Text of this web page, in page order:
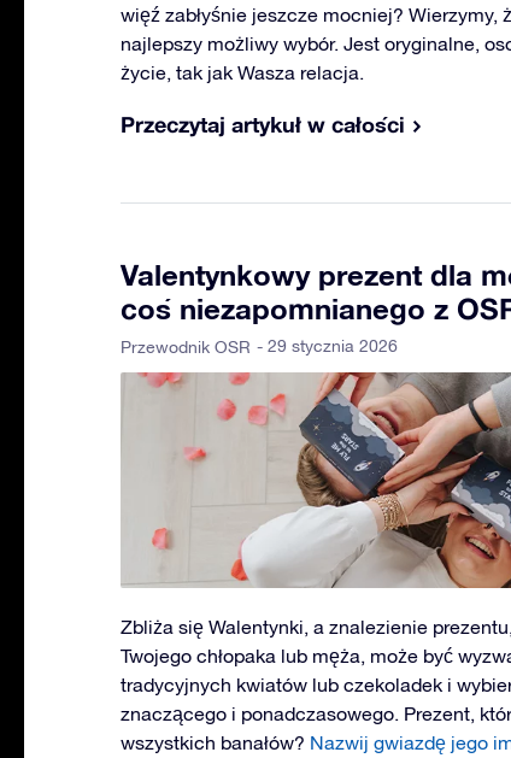
więź zabłyśnie jeszcze mocniej? Wierzymy,
najlepszy możliwy wybór. Jest oryginalne,
życie, tak jak Wasza relacja.
Przeczytaj artykuł w całości
Valentynkowy prezent dla
coś niezapomnianego z
Przewodnik OSR - 29 stycznia 2026
Zbliża się Walentynki, a znalezienie
Twojego chłopaka lub męża, może być
tradycyjnych kwiatów lub czekoladek i
znaczącego i ponadczasowego. Prezent,
wszystkich banałów? Nazwij gwiazdę jego